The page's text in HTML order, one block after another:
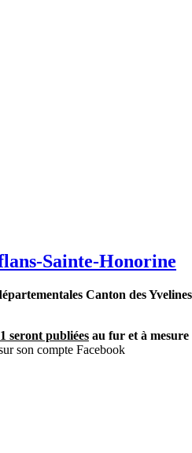
Sainte-Honorine
Canton des
seront publiées au fur et à
son compte Facebook